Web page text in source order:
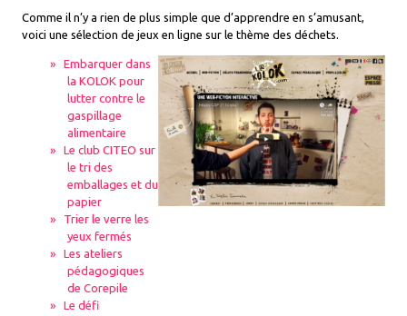
Comme il n’y a rien de plus simple que d’apprendre en s’amusant,
voici une sélection de jeux en ligne sur le thème des déchets.
Embarquer dans
la KOLOK pour
lutter contre le
gaspillage
alimentaire
Le club CITEO sur
le tri des
emballages et du
papier
Trier le verre les
yeux fermés
Les ateliers
pédagogiques
de Corepile
Le défi